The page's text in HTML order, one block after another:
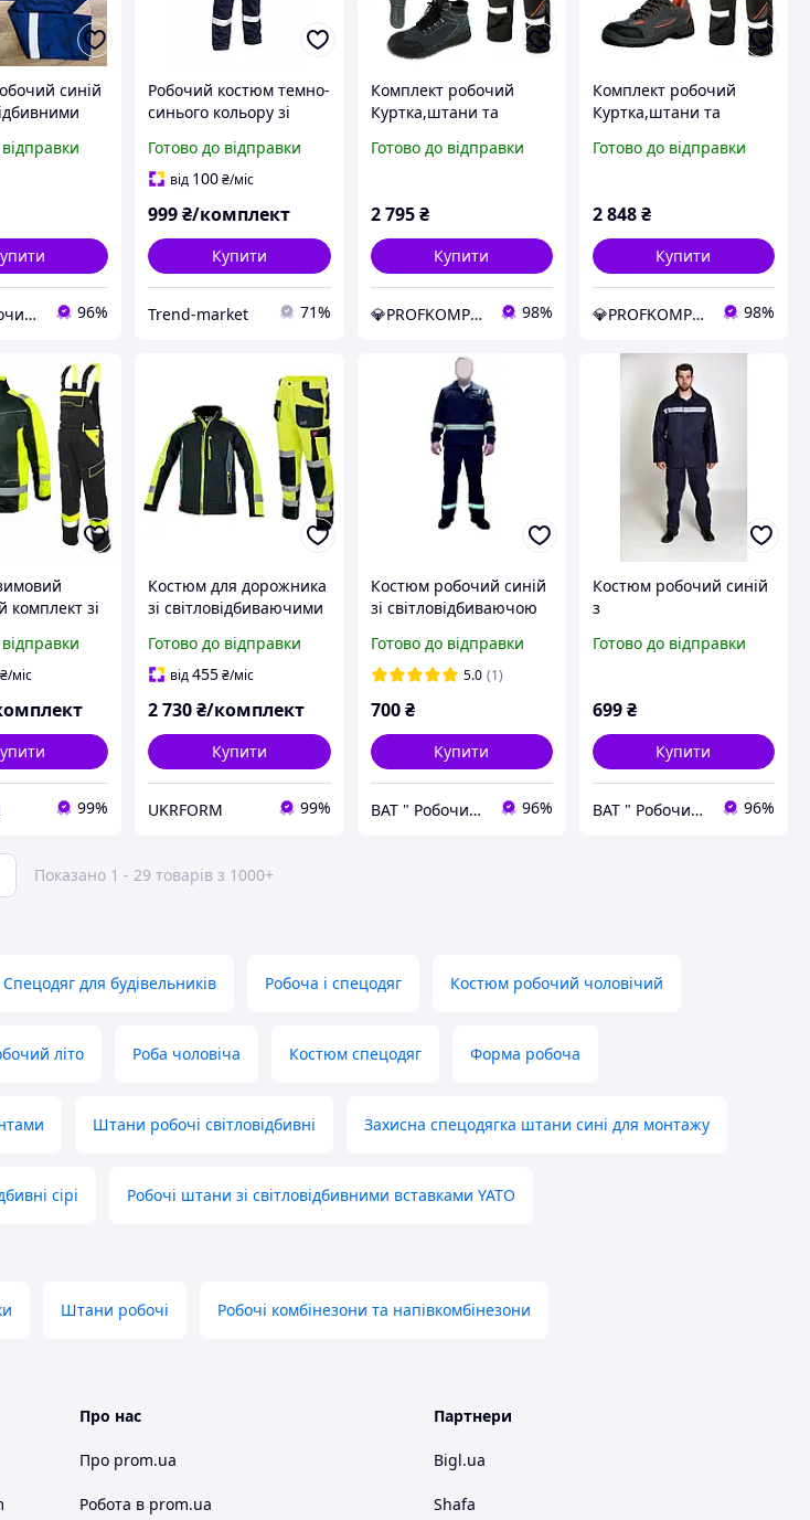
синій
ВАТ " Робочий Стиль " 96%
Робочий костюм темно-
синього кольору зі
елементами
Готово до відправки
від 100₴/міс
999₴/комплект
Купити
Trend-market 71%
Комплект робочий
Куртка,штани та
Світловідбивними
Польща PROF REF
Готово до відправки
2 795 ₴
Купити
💎PROFKOMPLEKT💎 НАЙКРАЩИЙ МАГАЗИН ЯКІСНОГО РОБОЧОГО СПЕЦОДЯГУ ТА ВЗУТТЯ 98%
Комплект робочий
Куртка,штани та
Світловідбивними
Польща PROF REF
Готово до відправки
2 848₴
Купити
💎PROFKOMPLEKT💎 НАЙКРАЩИЙ МАГАЗИН ЯКІСНОГО РОБОЧОГО СПЕЦОДЯГУ ТА ВЗУТТЯ 98%
комплект зі
та
₴/міс
99%
Костюм для дорожника
зі світловідбиваючими
штанів Artmaster
Готово до відправки
від455₴/міс
2 730₴/комплект
Купити
UKRFORM 99%
Костюм робочий синій
зі світловідбиваючою
Готово до відправки
5.0 (1)
700 ₴
Купити
ВАТ " Робочий Стиль " 96%
Костюм робочий синій
з
полосками діагональ
Готово до відправки
699₴
Купити
ВАТ " Робочий Стиль " 96%
Показано 1 - 29 товарів з 1000+
Спецодяг для будівельників Робоча і спецодяг Костюм робочий чоловічий
літо Роба чоловіча Костюм спецодяг Форма робоча
Штани робочі світловідбивні Захисна спецодягка штани сині для монтажу
сірі Робочі штани зі світловідбивними вставками YATO
Штани робочі Робочі комбінезони та напівкомбінезони
Про нас
Про prom.ua
Робота в prom.ua
Партнери
Bigl.ua
Shafa